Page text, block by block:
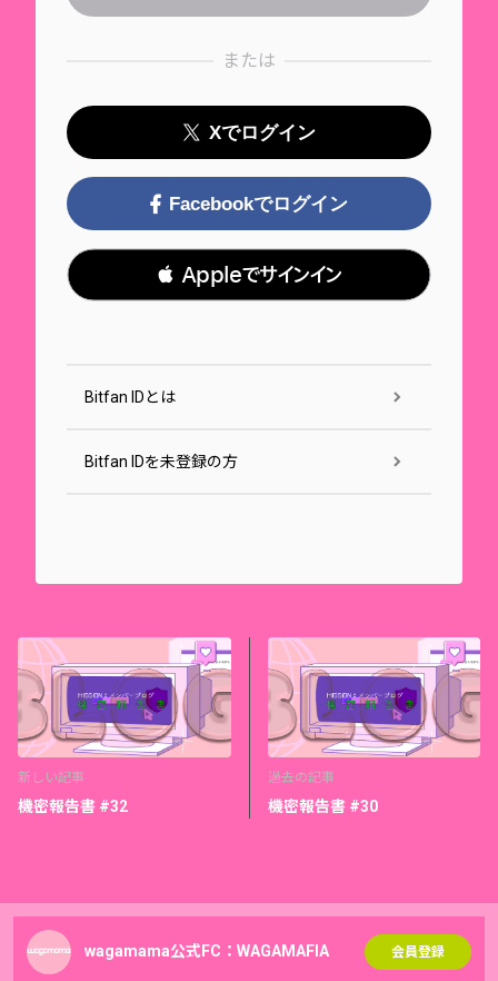
または
Xでログイン
Facebookでログイン
 Appleでサインイン
Bitfan IDとは
Bitfan IDを未登録の方
新しい記事
機密報告書 #32
過去の記事
機密報告書 #30
wagamama公式FC：WAGAMAFIA 会員登録